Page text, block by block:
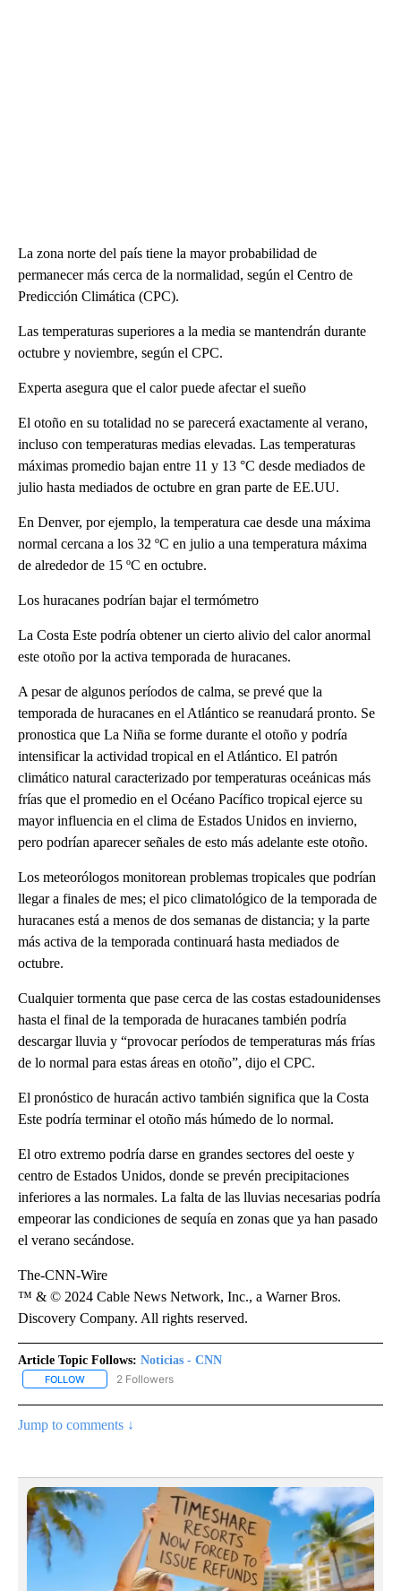
La zona norte del país tiene la mayor probabilidad de
permanecer más cerca de la normalidad, según el Centro de
Predicción Climática (CPC).
Las temperaturas superiores a la media se mantendrán durante
octubre y noviembre, según el CPC.
Experta asegura que el calor puede afectar el sueño
El otoño en su totalidad no se parecerá exactamente al verano,
incluso con temperaturas medias elevadas. Las temperaturas
máximas promedio bajan entre 11 y 13 °C desde mediados de
julio hasta mediados de octubre en gran parte de EE.UU.
En Denver, por ejemplo, la temperatura cae desde una máxima
normal cercana a los 32 ºC en julio a una temperatura máxima
de alrededor de 15 ºC en octubre.
Los huracanes podrían bajar el termómetro
La Costa Este podría obtener un cierto alivio del calor anormal
este otoño por la activa temporada de huracanes.
A pesar de algunos períodos de calma, se prevé que la
temporada de huracanes en el Atlántico se reanudará pronto. Se
pronostica que La Niña se forme durante el otoño y podría
intensificar la actividad tropical en el Atlántico. El patrón
climático natural caracterizado por temperaturas oceánicas más
frías que el promedio en el Océano Pacífico tropical ejerce su
mayor influencia en el clima de Estados Unidos en invierno,
pero podrían aparecer señales de esto más adelante este otoño.
Los meteorólogos monitorean problemas tropicales que podrían
llegar a finales de mes; el pico climatológico de la temporada de
huracanes está a menos de dos semanas de distancia; y la parte
más activa de la temporada continuará hasta mediados de
octubre.
Cualquier tormenta que pase cerca de las costas estadounidenses
hasta el final de la temporada de huracanes también podría
descargar lluvia y “provocar períodos de temperaturas más frías
de lo normal para estas áreas en otoño”, dijo el CPC.
El pronóstico de huracán activo también significa que la Costa
Este podría terminar el otoño más húmedo de lo normal.
El otro extremo podría darse en grandes sectores del oeste y
centro de Estados Unidos, donde se prevén precipitaciones
inferiores a las normales. La falta de las lluvias necesarias podría
empeorar las condiciones de sequía en zonas que ya han pasado
el verano secándose.
The-CNN-Wire
™ & © 2024 Cable News Network, Inc., a Warner Bros.
Discovery Company. All rights reserved.
Article Topic Follows: Noticias - CNN
FOLLOW FOLLOW "NOTICIAS - CNN" TO RECEIVE NOTIFICATIONS ABOUT
2 Followers
Jump to comments ↓